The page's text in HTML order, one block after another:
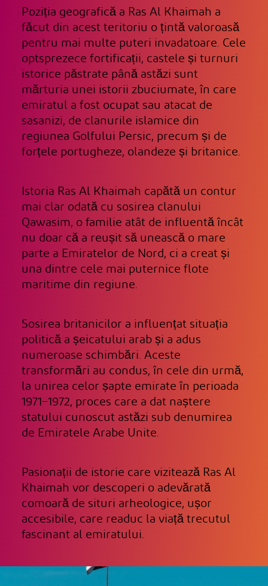
Poziția geografică a Ras Al Khaimah a
făcut din acest teritoriu o țintă valoroasă
pentru mai multe puteri invadatoare. Cele
optsprezece fortificații, castele și turnuri
istorice păstrate până astăzi sunt
mărturia unei istorii zbuciumate, în care
emiratul a fost ocupat sau atacat de
sasanizi, de clanurile islamice din
regiunea Golfului Persic, precum și de
forțele portugheze, olandeze și britanice.
Istoria Ras Al Khaimah capătă un contur
mai clar odată cu sosirea clanului
Qawasim, o familie atât de influentă încât
nu doar că a reușit să unească o mare
parte a Emiratelor de Nord, ci a creat și
una dintre cele mai puternice flote
maritime din regiune.
Sosirea britanicilor a influențat situația
politică a șeicatului arab și a adus
numeroase schimbări. Aceste
transformări au condus, în cele din urmă,
la unirea celor șapte emirate în perioada
1971–1972, proces care a dat naștere
statului cunoscut astăzi sub denumirea
de Emiratele Arabe Unite.
Pasionații de istorie care vizitează Ras Al
Khaimah vor descoperi o adevărată
comoară de situri arheologice, ușor
accesibile, care readuc la viață trecutul
fascinant al emiratului.